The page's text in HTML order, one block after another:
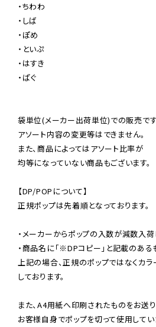
・ちわわ
・しば
・ぽめ
・といぷ
・はすき
・ぱぐ
袋単位(メーカー出荷単位)での販売で
アソート内容の変更等はできません。
また、商品によってはアソート比率が
均等になっていない商品もございます。
【DP/POPについて】
正規ポップは先着順となっております。
・メーカーからポップの入数が減数入
・商品名に「※DPコピー」と記載のある
上記の場合、正規のポップではなくカ
しております。
また、A4用紙へ印刷されたものをお送り
お客様自身でポップを切って使用してい